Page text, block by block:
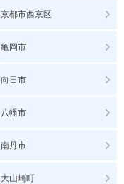
京都市西京区
亀岡市
向日市
八幡市
南丹市
大山崎町